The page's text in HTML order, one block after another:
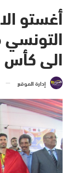
أغستو
الى كأس
إدارة الموقع